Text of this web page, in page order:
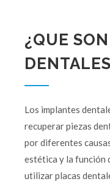
¿QUE
Los implantes
recuperar piezas
por diferentes
estética y la función
utilizar placas